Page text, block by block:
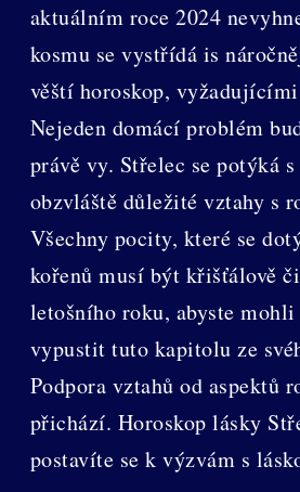
aktuálním roce 2024
kosmu se vystřídá is
věští horoskop,
Nejeden domácí problém
právě vy. Střelec se potýká
obzvláště důležité vztahy s
Všechny pocity, které se
kořenů musí být křišťálově
letošního roku, abyste mohli
vypustit tuto kapitolu ze
Podpora vztahů od aspektů
přichází. Horoskop lásky
postavíte se k výzvám s